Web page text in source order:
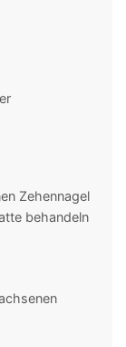
Zehennagel
behandeln